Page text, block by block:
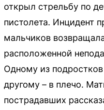
открыл стрельбу по
пистолета. Инцидент
мальчиков
расположенной
Одному из подростков
другому – в плечо.
пострадавших